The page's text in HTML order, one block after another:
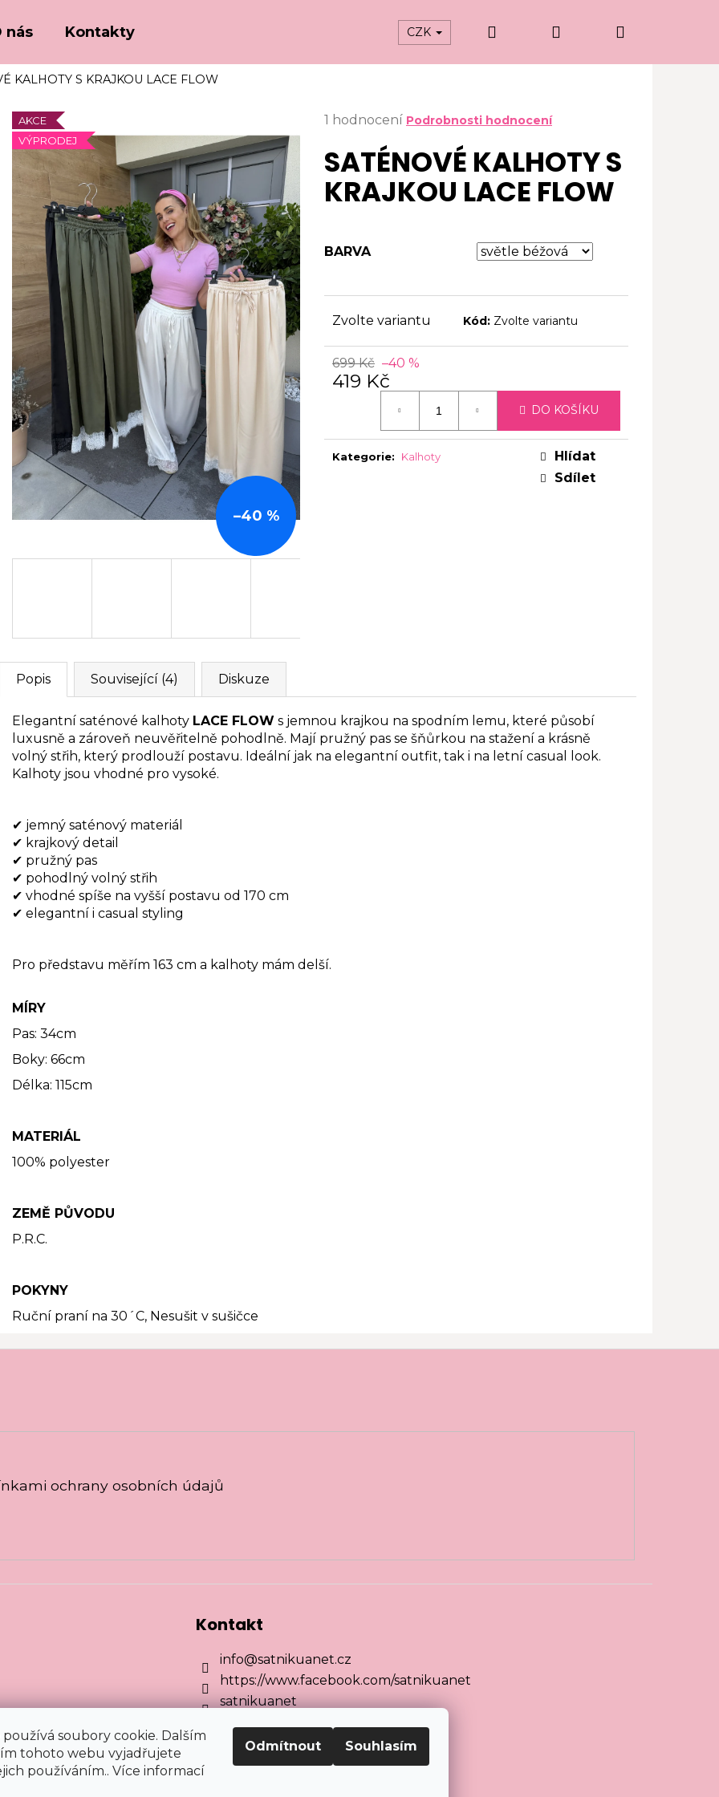
soubory cookie. Dalším
tohoto webu vyjadřujete
používáním.. Více informací
Odmítnout Souhlasím
nás Kontakty CZK Přihlášení
KALHOTY S KRAJKOU LACE FLOW
Průměrné
produktu
je
5,0
hvězdiček.
1 hodnocení Podrobnosti hodnocení
SATÉNOVÉ KALHOTY S
KRAJKOU LACE FLOW
BARVA
Zvolte variantu Kód: Zvolte variantu
699 Kč –40 %
419 Kč
DO KOŠÍKU
Kategorie: Kalhoty
Hlídat
Sdílet
AKCE
VÝPRODEJ
–40 %
Popis Související (4) Diskuze
Elegantní saténové kalhoty LACE FLOW s jemnou krajkou na spodním lemu, které působí
luxusně a zároveň neuvěřitelně pohodlně. Mají pružný pas se šňůrkou na stažení a krásně
volný střih, který prodlouží postavu. Ideální jak na elegantní outfit, tak i na letní casual look.
Kalhoty jsou vhodné pro vysoké.
✔ jemný saténový materiál
✔ krajkový detail
✔ pružný pas
✔ pohodlný volný střih
✔ vhodné spíše na vyšší postavu od 170 cm
✔ elegantní i casual styling
Pro představu měřím 163 cm a kalhoty mám delší.
MÍRY
Pas: 34cm
Boky: 66cm
Délka: 115cm
MATERIÁL
100% polyester
ZEMĚ PŮVODU
P.R.C.
POKYNY
Ruční praní na 30´C, Nesušit v sušičce
Co potřebujete najít?
HLEDAT
Doporučujeme
ochrany osobních údajů
Kontakt
info@satnikuanet.cz
https://www.facebook.com/satnikuanet
satnikuanet